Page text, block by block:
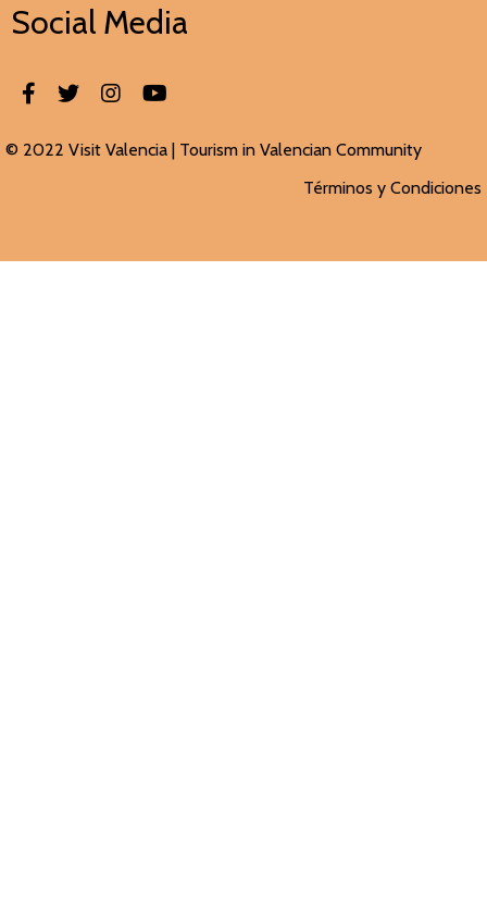
Social Media
© 2022 Visit Valencia | Tourism in Valencian Community
Términos y Condiciones